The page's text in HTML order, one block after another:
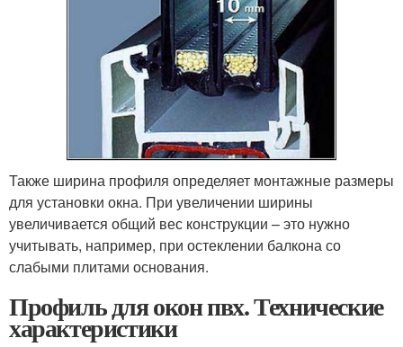
Также ширина профиля определяет монтажные размеры
для установки окна. При увеличении ширины
увеличивается общий вес конструкции – это нужно
учитывать, например, при остеклении балкона со
слабыми плитами основания.
Профиль для окон пвх. Технические
характеристики